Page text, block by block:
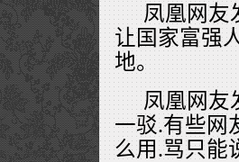
凤凰网友
让国家富强
地。
凤凰网友
一驳.有些网
么用.骂只能